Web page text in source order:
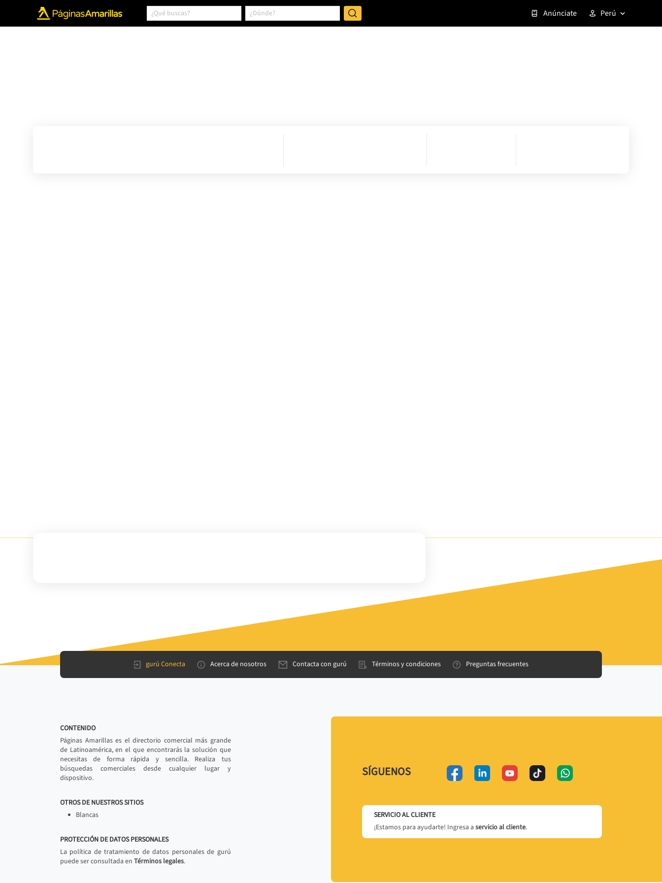
Anúnciate Perú
gurú Conecta Acerca de nosotros Contacta con gurú Términos y condiciones Preguntas frecuentes
CONTENIDO
Páginas Amarillas es el directorio comercial más grande
de Latinoamérica, en el que encontrarás la solución que
necesitas de forma rápida y sencilla. Realiza tus
búsquedas comerciales desde cualquier lugar y
dispositivo.
OTROS DE NUESTROS SITIOS
Blancas
PROTECCIÓN DE DATOS PERSONALES
La política de tratamiento de datos personales de gurú
puede ser consultada en Términos legales.
SÍGUENOS
SERVICIO AL CLIENTE
¡Estamos para ayudarte! Ingresa a servicio al cliente.